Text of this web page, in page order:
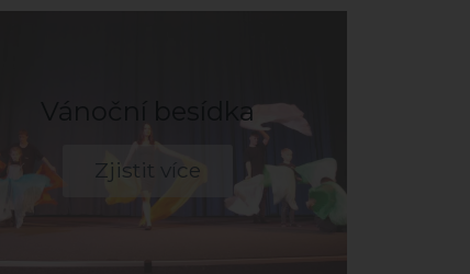
Vánoční besídka
Zjistit více